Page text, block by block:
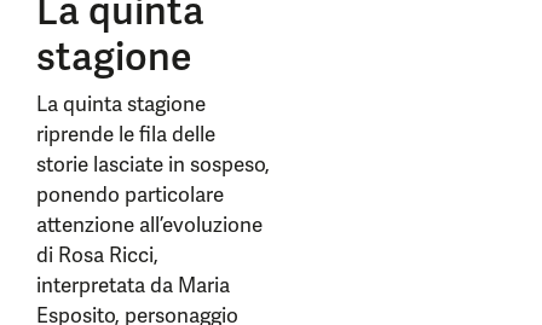
La quinta
stagione
La quinta stagione
riprende le fila delle
storie lasciate in sospeso,
ponendo particolare
attenzione all’evoluzione
di Rosa Ricci,
interpretata da Maria
Esposito, personaggio